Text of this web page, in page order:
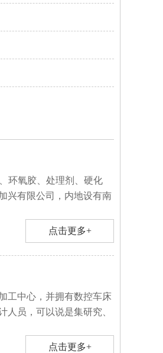
环氧胶、处理剂、硬化
兴有限公司，内地设有南
点击更多+
工中心，并拥有数控车床
人员，可以说是集研究、
点击更多+